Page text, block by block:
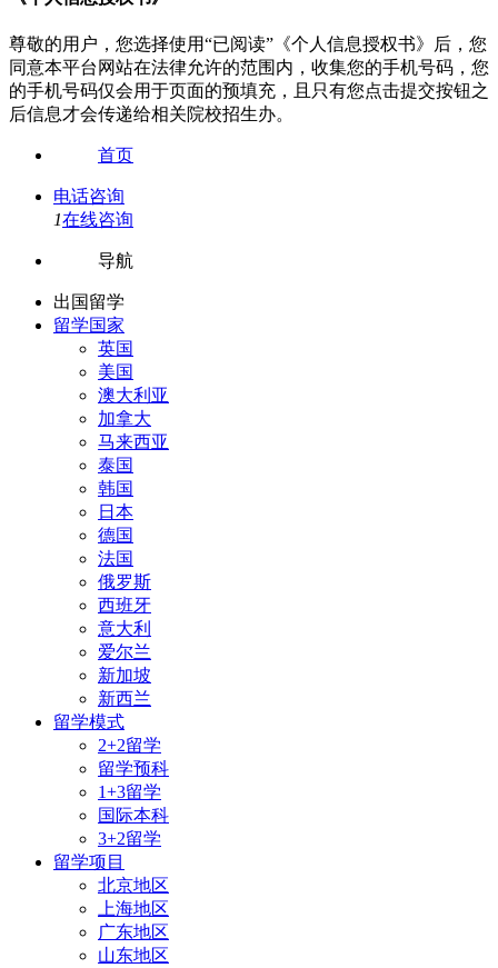
尊敬的用户，您选择使用“已阅读”《个人信息授权书》后，您
同意本平台网站在法律允许的范围内，收集您的手机号码，您
的手机号码仅会用于页面的预填充，且只有您点击提交按钮之
后信息才会传递给相关院校招生办。
首页
电话咨询
1在线咨询
导航
出国留学
留学国家
英国
美国
澳大利亚
加拿大
马来西亚
泰国
韩国
日本
德国
法国
俄罗斯
西班牙
意大利
爱尔兰
新加坡
新西兰
留学模式
2+2留学
留学预科
1+3留学
国际本科
3+2留学
留学项目
北京地区
上海地区
广东地区
山东地区